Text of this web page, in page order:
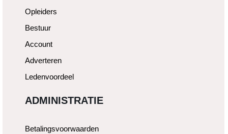
Opleiders
Bestuur
Account
Adverteren
Ledenvoordeel
ADMINISTRATIE
Betalingsvoorwaarden